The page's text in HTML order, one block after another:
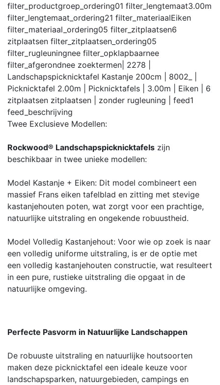
filter_productgroep_ordering01 filter_lengtemaat3.00m
filter_lengtemaat_ordering21 filter_materiaalEiken
filter_materiaal_ordering05 filter_zitplaatsen6
zitplaatsen filter_zitplaatsen_ordering05
filter_rugleuningnee filter_opklapbaarnee
filter_afgerondnee zoektermen | 2278 |
Landschapspicknicktafel Kastanje 200cm | 8002_ |
Picknicktafel 2.00m | Picknicktafels | 3.00m | Eiken | 6
zitplaatsen zitplaatsen | zonder rugleuning |
feed1
feed_beschrijving
Twee Exclusieve Modellen:
Rockwood® Landschapspicknicktafels zijn
beschikbaar in twee unieke modellen:
Model Kastanje + Eiken: Dit model combineert een
massief Frans eiken tafelblad en zitting met stevige
kastanjehouten poten, wat zorgt voor een prachtige,
natuurlijke uitstraling en ongekende robuustheid.
Model Volledig Kastanjehout: Voor wie op zoek is naar
een volledig uniforme uitstraling, is er de optie met
een volledig kastanjehouten constructie, wat resulteert
in een pure, rustieke uitstraling die opgaat in de
natuurlijke omgeving.
Perfecte Pasvorm in Natuurlijke Landschappen
De robuuste uitstraling en natuurlijke houtsoorten
maken deze picknicktafel een ideale keuze voor
landschapsparken, natuurgebieden, campings en